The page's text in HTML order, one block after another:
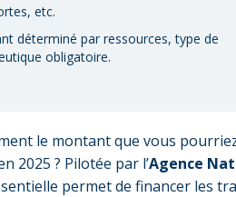
etc.
déterminé par ressources, type de
obligatoire.
le montant que vous
2025 ? Pilotée par l’Agence
permet de financer les